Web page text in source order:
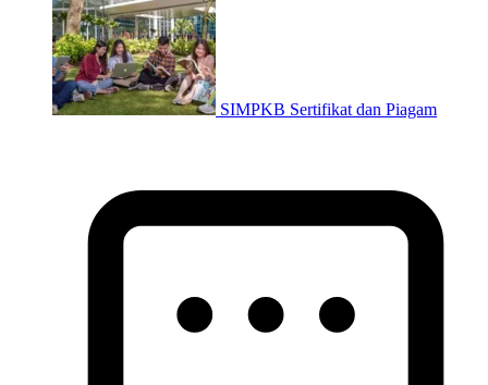
SIMPKB Sertifikat dan Piagam